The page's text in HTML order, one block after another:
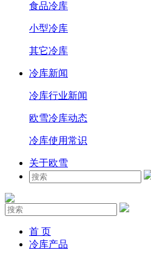
食品冷库
小型冷库
其它冷库
冷库新闻
冷库行业新闻
欧雪冷库动态
冷库使用常识
关于欧雪
首 页
冷库产品